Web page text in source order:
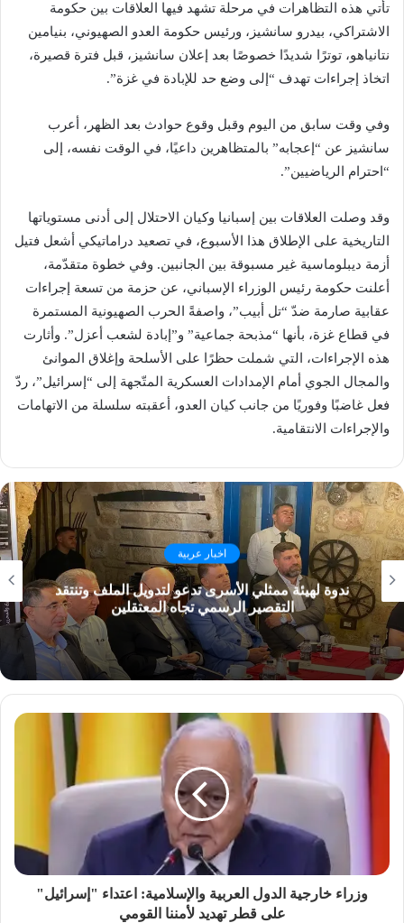
تأتي هذه التظاهرات في مرحلة تشهد فيها العلاقات بين حكومة
الاشتراكي، بيدرو سانشيز، ورئيس حكومة العدو الصهيوني، بنيامين
نتانياهو، توترًا شديدًا خصوصًا بعد إعلان سانشيز، قبل فترة قصيرة،
اتخاذ إجراءات تهدف “إلى وضع حد للإبادة في غزة”.
وفي وقت سابق من اليوم وقبل وقوع حوادث بعد الظهر، أعرب
سانشيز عن “إعجابه” بالمتظاهرين داعيًا، في الوقت نفسه، إلى
“احترام الرياضيين”.
وقد وصلت العلاقات بين إسبانيا وكيان الاحتلال إلى أدنى مستوياتها
التاريخية على الإطلاق هذا الأسبوع، في تصعيد دراماتيكي أشعل فتيل
أزمة ديبلوماسية غير مسبوقة بين الجانبين. وفي خطوة متقدّمة،
أعلنت حكومة رئيس الوزراء الإسباني، عن حزمة من تسعة إجراءات
عقابية صارمة ضدّ “تل أبيب”، واصفةً الحرب الصهيونية المستمرة
في قطاع غزة، بأنها “مذبحة جماعية” و”إبادة لشعب أعزل”. وأثارت
هذه الإجراءات، التي شملت حظرًا على الأسلحة وإغلاق الموانئ
والمجال الجوي أمام الإمدادات العسكرية المتّجهة إلى “إسرائيل”، ردّ
فعل غاضبًا وفوريًا من جانب كيان العدو، أعقبته سلسلة من الاتهامات
والإجراءات الانتقامية.
اخبار عربية
ندوة لهيئة ممثلي الأسرى تدعو لتدويل الملف وتنتقد
التقصير الرسمي تجاه المعتقلين
وزراء خارجية الدول العربية والإسلامية: اعتداء "إسرائيل"
على قطر تهديد لأمننا القومي